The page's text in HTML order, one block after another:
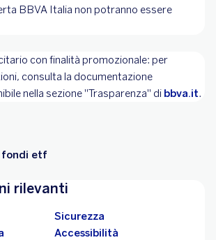
BBVA Italia non potranno essere
con finalità promozionale: per
consulta la documentazione
nella sezione "Trasparenza" di bbva.it.
fondi etf
rilevanti
Sicurezza
Accessibilità